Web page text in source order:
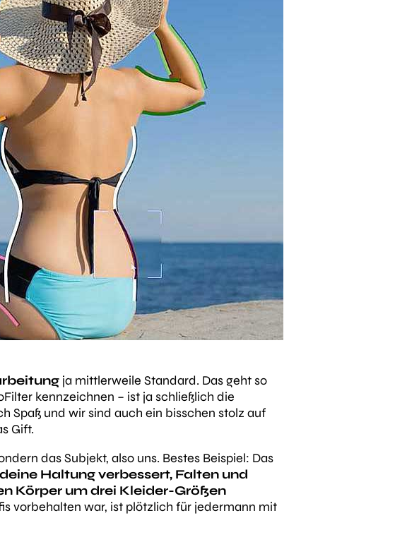
ja mittlerweile Standard. Das geht so
kennzeichnen – ist ja schließlich die
Spaß und wir sind auch ein bisschen stolz auf
Gift.
dasSubjekt, also uns. Bestes Beispiel: Das
Haltung verbessert, Falten und
Körper um drei Kleider-Größen
vorbehalten war, ist plötzlich für jedermann mit